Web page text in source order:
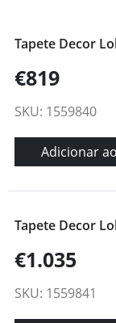
Tapete Decor
€819
SKU: 1559840
Adicionar
Tapete Decor
€1.035
SKU: 1559841